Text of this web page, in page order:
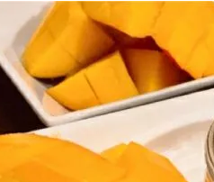
メロン
りんご
くり